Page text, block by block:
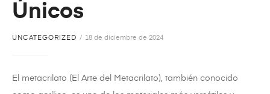
Únicos
UNCATEGORIZED 18 de diciembre de 2024
El metacrilato (El Arte del Metacrilato), también conocido